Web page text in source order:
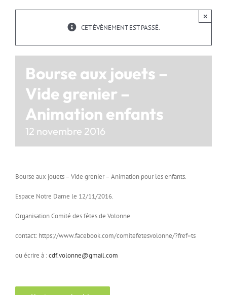
CET ÉVÈNEMENT EST PASSÉ.
×
Bourse aux jouets –
Vide grenier –
Animation enfants
12 novembre 2016
Bourse aux jouets – Vide grenier – Animation pour les enfants.
Espace Notre Dame le 12/11/2016.
Organisation Comité des fêtes de Volonne
contact: https://www.facebook.com/comitefetesvolonne/?fref=ts
ou écrire à :cdf.volonne@gmail.com